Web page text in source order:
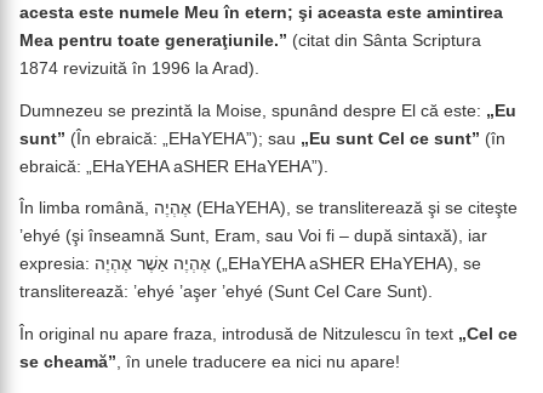
acesta este numele Meu în etern; şi aceasta este amintirea
Mea pentru toate generaţiunile.” (citat din Sânta Scriptura
1874 revizuită în 1996 la Arad).
Dumnezeu se prezintă la Moise, spunând despre El că este: „Eu
sunt” (În ebraică: „EHaYEHA”); sau „Eu sunt Cel ce sunt” (în
ebraică: „EHaYEHA aSHER EHaYEHA”).
În limba română, אֶהְיֶה (EHaYEHA), se transliterează şi se citeşte
’ehyé (şi înseamnă Sunt, Eram, sau Voi fi – după sintaxă), iar
expresia: אֶהְיֶה אַשֶׁר אֶהְיֶה („EHaYEHA aSHER EHaYEHA), se
transliterează: ’ehyé ’aşer ’ehyé (Sunt Cel Care Sunt).
În original nu apare fraza, introdusă de Nitzulescu în text „Cel ce
se cheamă” , în unele traducere ea nici nu apare!